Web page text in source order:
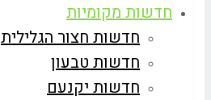
חדשות מקומיות
חדשות חצור הגלילית
חדשות טבעון
חדשות יקנעם